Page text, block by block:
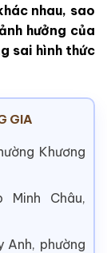
nhau, sao
hưởng của
sai hình thức
GIA
Khương
Minh Châu,
Anh, phường